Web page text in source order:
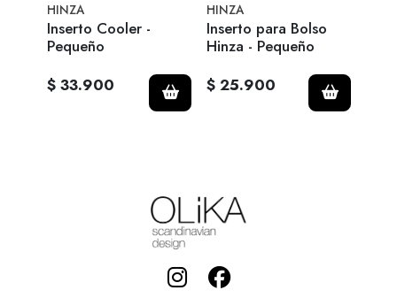
HINZA
Inserto Cooler -
Pequeño
$ 33.900
HINZA
Inserto para Bolso
Hinza - Pequeño
$ 25.900